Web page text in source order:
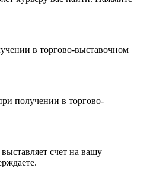
в торгово-выставочном
получении в торгово-
счет на вашу